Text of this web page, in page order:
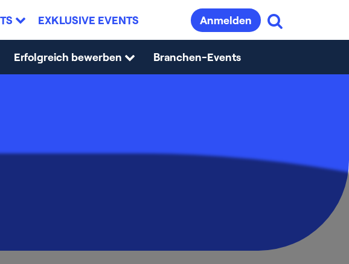
EXKLUSIVE EVENTS Anmelden
Erfolgreich bewerben Branchen-Events